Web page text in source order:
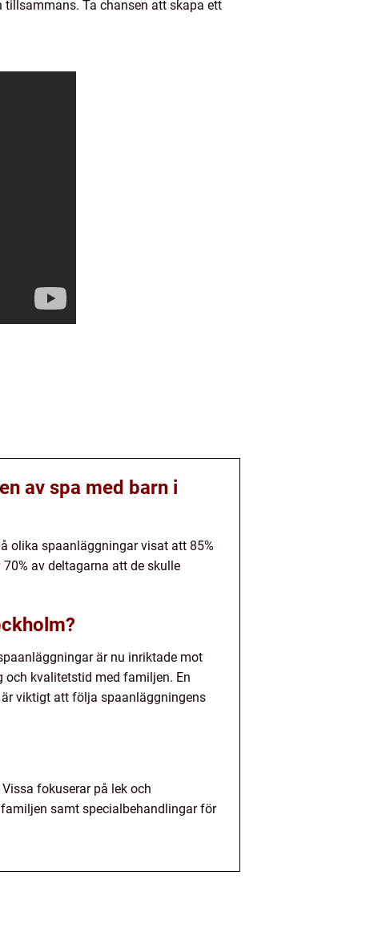
Ta chansen att skapa ett
av spa med barn i
olika spaanläggningar visat att 85%
av deltagarna att de skulle
är nu inriktade mot
kvalitetstid med familjen. En
viktigt att följa spaanläggningens
fokuserar på lek och
samt specialbehandlingar för